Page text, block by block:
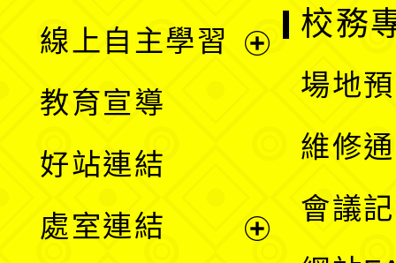
線上自主學習
單
教育宣導
好站連結
處室連結
校務
場地
維修
會議